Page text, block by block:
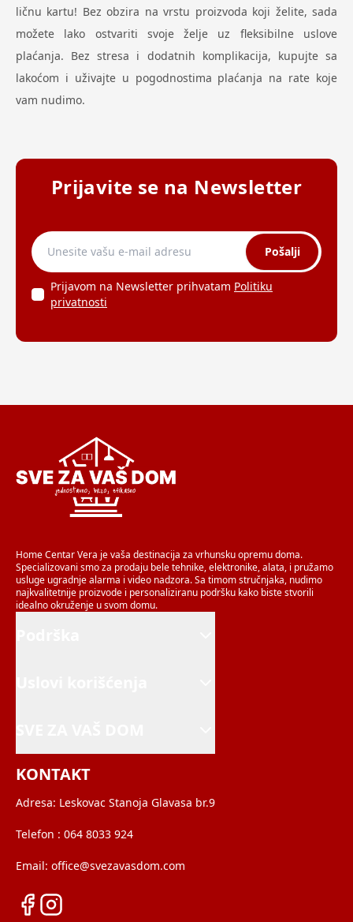
ličnu kartu! Bez obzira na vrstu proizvoda koji želite, sada
možete lako ostvariti svoje želje uz fleksibilne uslove
plaćanja. Bez stresa i dodatnih komplikacija, kupujte sa
lakoćom i uživajte u pogodnostima plaćanja na rate koje
vam nudimo.
Prijavite se na Newsletter
Pošalji
Prijavom na Newsletter prihvatam Politiku
privatnosti
Home Centar Vera je vaša destinacija za vrhunsku opremu doma.
Specializovani smo za prodaju bele tehnike, elektronike, alata, i pružamo
usluge ugradnje alarma i video nadzora. Sa timom stručnjaka, nudimo
najkvalitetnije proizvode i personaliziranu podršku kako biste stvorili
idealno okruženje u svom domu.
KONTAKT
Adresa: Leskovac Stanoja Glavasa br.9
Telefon : 064 8033 924
Email: office@svezavasdom.com